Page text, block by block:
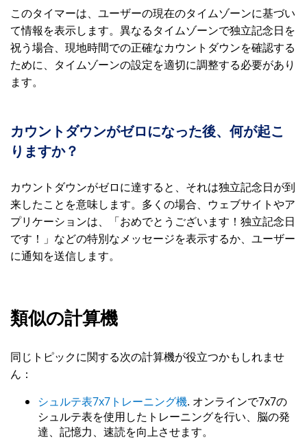
このタイマーは、ユーザーの現在のタイムゾーンに基づい
て情報を表示します。異なるタイムゾーンで独立記念日を
祝う場合、現地時間での正確なカウントダウンを確認する
ために、タイムゾーンの設定を適切に調整する必要があり
ます。
カウントダウンがゼロになった後、何が起こ
りますか？
カウントダウンがゼロに達すると、それは独立記念日が到
来したことを意味します。多くの場合、ウェブサイトやア
プリケーションは、「おめでとうございます！独立記念日
です！」などの特別なメッセージを表示するか、ユーザー
に通知を送信します。
類似の計算機
同じトピックに関する次の計算機が役立つかもしれませ
ん：
シュルテ表7x7トレーニング機. オンラインで7x7の
シュルテ表を使用したトレーニングを行い、脳の発
達、記憶力、速読を向上させます。